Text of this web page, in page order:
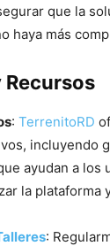
que la
haya más
: TerrenitoRD
incluyendo
ayudan a los
la plataforma
: